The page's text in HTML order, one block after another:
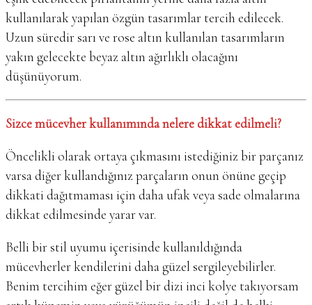
kullanılarak yapılan özgün tasarımlar tercih edilecek.
Uzun süredir sarı ve rose altın kullanılan tasarımların
yakın gelecekte beyaz altın ağırlıklı olacağını
düşünüyorum.
Sizce mücevher kullanımında nelere dikkat edilmeli?
Öncelikli olarak ortaya çıkmasını istediğiniz bir parçanız
varsa diğer kullandığınız parçaların onun önüne geçip
dikkati dağıtmaması için daha ufak veya sade olmalarına
dikkat edilmesinde yarar var.
Belli bir stil uyumu içerisinde kullanıldığında
mücevherler kendilerini daha güzel sergileyebilirler.
Benim tercihim eğer güzel bir dizi inci kolye takıyorsam